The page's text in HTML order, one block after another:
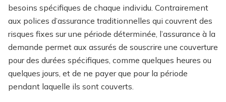
besoins spécifiques de chaque individu. Contrairement
aux polices d’assurance traditionnelles qui couvrent des
risques fixes sur une période déterminée, l’assurance à la
demande permet aux assurés de souscrire une couverture
pour des durées spécifiques, comme quelques heures ou
quelques jours, et de ne payer que pour la période
pendant laquelle ils sont couverts.